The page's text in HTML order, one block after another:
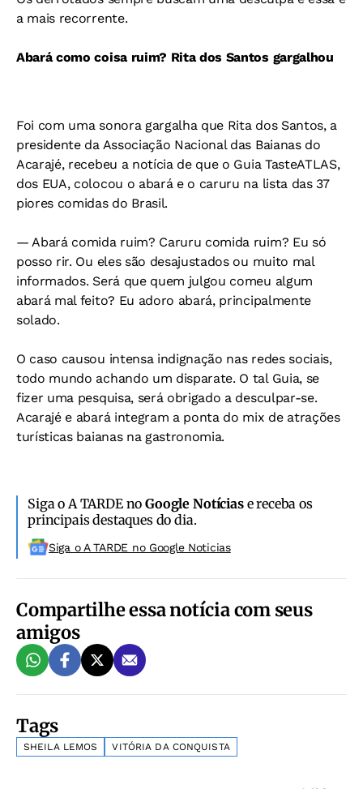
a mais recorrente.
Abará como coisa ruim? Rita dos Santos gargalhou
Foi com uma sonora gargalha que Rita dos Santos, a
presidente da Associação Nacional das Baianas do
Acarajé, recebeu a notícia de que o Guia TasteATLAS,
dos EUA, colocou o abará e o caruru na lista das 37
piores comidas do Brasil.
— Abará comida ruim? Caruru comida ruim? Eu só
posso rir. Ou eles são desajustados ou muito mal
informados. Será que quem julgou comeu algum
abará mal feito? Eu adoro abará, principalmente
solado.
O caso causou intensa indignação nas redes sociais,
todo mundo achando um disparate. O tal Guia, se
fizer uma pesquisa, será obrigado a desculpar-se.
Acarajé e abará integram a ponta do mix de atrações
turísticas baianas na gastronomia.
Siga o A TARDE noGoogle Notíciase receba os
principais destaques do dia.
Siga o A TARDE no Google Noticias
Compartilhe essa notícia com seus
amigos
Tags
SHEILA LEMOS VITÓRIA DA CONQUISTA